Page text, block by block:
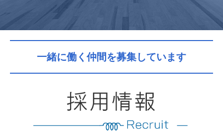
一緒に働く仲間を募集しています